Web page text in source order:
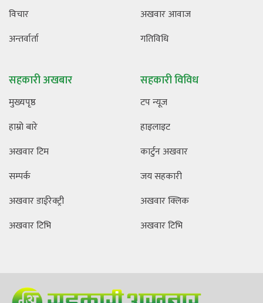
विचार
अन्तर्वार्ता
अखवार आवाज
गतिविधि
सहकारी अखबार
मुख्यपृष्ठ
हाम्रो बारे
अखवार टिम
सम्पर्क
अखवार डाईरेक्ट्री
अखवार टिभि
सहकारी विविध
टप न्यूज
हाइलाइट
कार्टुन अखवार
जय सहकारी
अखवार क्लिक
अखवार टिभि